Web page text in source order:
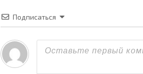
Подписаться